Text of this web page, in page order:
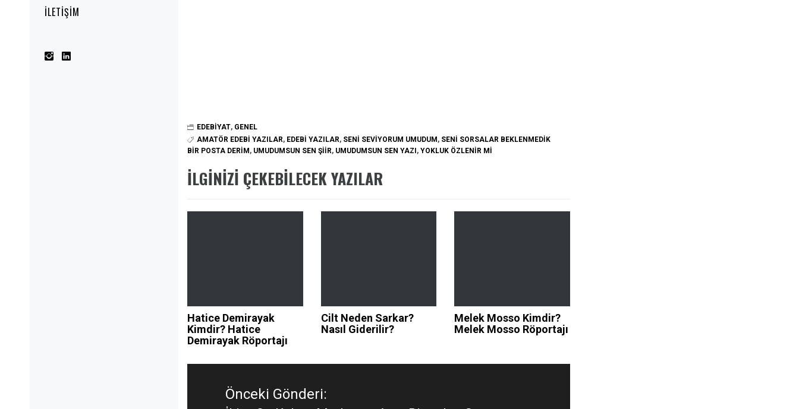
İLETIŞIM
EDEBIYAT, GENEL
AMATÖR EDEBI YAZILAR, EDEBI YAZILAR, SENI SEVIYORUM UMUDUM , SENI SORSALAR BEKLENMEDIK
BIR POSTA DERIM , UMUDUMSUN SEN ŞIIR, UMUDUMSUN SEN YAZI , YOKLUK ÖZLENIR MI
İLGINIZI ÇEKEBILECEK YAZILAR
Hatice Demirayak
Kimdir? Hatice
Demirayak Röportajı
Cilt Neden Sarkar?
Nasıl Giderilir?
Melek Mosso Kimdir?
Melek Mosso Röportajı
Yazı
gezinmesiÖnceki Gönderi: